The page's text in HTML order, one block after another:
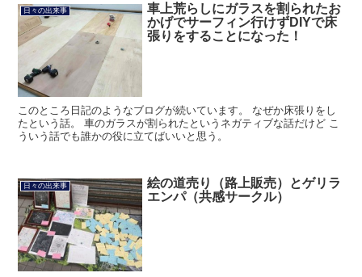
日々の出来事
車上荒らしにガラスを割られたお
かげでサーフィン行けずDIYで床
張りをすることになった！
このところ日記のようなブログが続いています。 なぜか床張りをし
たという話。 車のガラスが割られたというネガティブな話だけど こ
ういう話でも誰かの役に立てばいいと思う。
日々の出来事
絵の道売り（路上販売）とゲリラ
エンパ（共感サークル）